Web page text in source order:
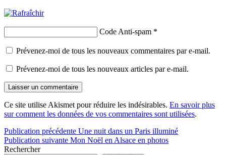
Code Anti-spam *
Prévenez-moi de tous les nouveaux commentaires par e-mail.
Prévenez-moi de tous les nouveaux articles par e-mail.
Ce site utilise Akismet pour réduire les indésirables. En savoir plus
sur comment les données de vos commentaires sont utilisées.
Navigation
de
Publication précédente Une nuit dans un Paris illuminé
Publication suivante Mon Noël en Alsace en photos
Rechercher